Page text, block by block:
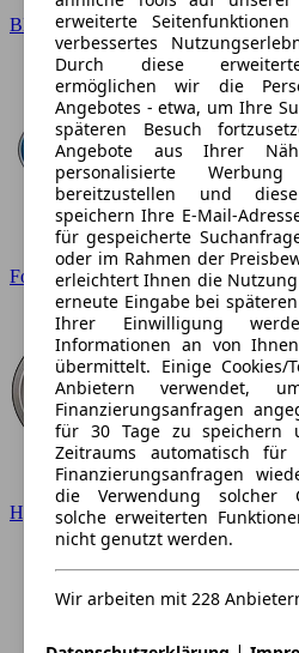
BMW
Ford
Hyundai
erweiterte
verbessertes
Durch diese
ermöglichen wir die
Angebotes - etwa, um Ihre
späteren Besuch
Angebote aus Ihrer
personalisierte
bereitzustellen und
speichern Ihre E-Mail-
für gespeicherte
oder im Rahmen der
erleichtert Ihnen die
erneute Eingabe bei
Ihrer Einwilligung
Informationen an von
übermittelt. Einige Cookies/
Anbietern verwendet,
Finanzierungsanfragen
für 30 Tage zu speichern
Zeitraums automatisch
Finanzierungsanfragen
die Verwendung solcher
solche erweiterten
nicht genutzt werden.
Wir arbeiten mit 228